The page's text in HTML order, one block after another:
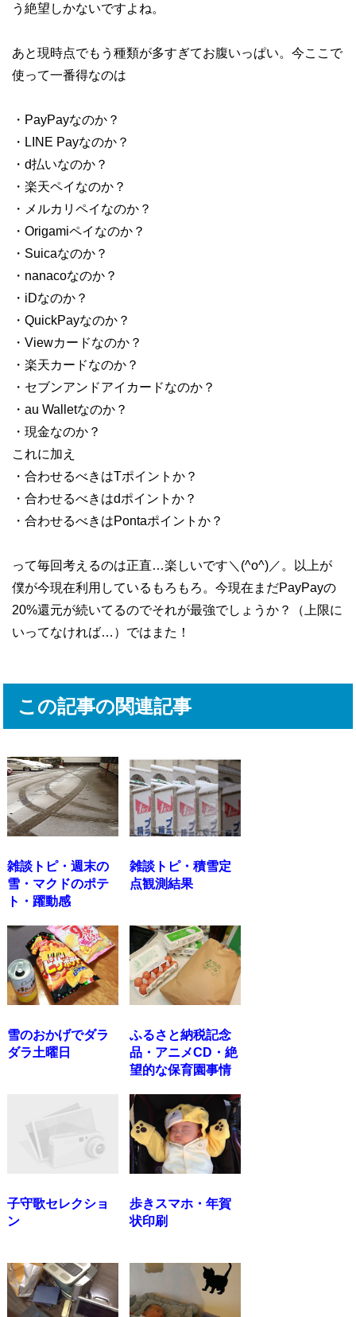
う絶望しかないですよね。
あと現時点でもう種類が多すぎてお腹いっぱい。今ここで
使って一番得なのは
・PayPayなのか？
・LINE Payなのか？
・d払いなのか？
・楽天ペイなのか？
・メルカリペイなのか？
・Origamiペイなのか？
・Suicaなのか？
・nanacoなのか？
・iDなのか？
・QuickPayなのか？
・Viewカードなのか？
・楽天カードなのか？
・セブンアンドアイカードなのか？
・au Walletなのか？
・現金なのか？
これに加え
・合わせるべきはTポイントか？
・合わせるべきはdポイントか？
・合わせるべきはPontaポイントか？
って毎回考えるのは正直…楽しいです＼(^o^)／。以上が
僕が今現在利用しているもろもろ。今現在まだPayPayの
20%還元が続いてるのでそれが最強でしょうか？（上限に
いってなければ…）ではまた！
この記事の関連記事
雑談トピ・週末の
雪・マクドのポテ
ト・躍動感
雑談トピ・積雪定
点観測結果
雪のおかげでダラ
ダラ土曜日
ふるさと納税記念
品・アニメCD・絶
望的な保育園事情
子守歌セレクショ
ン
歩きスマホ・年賀
状印刷